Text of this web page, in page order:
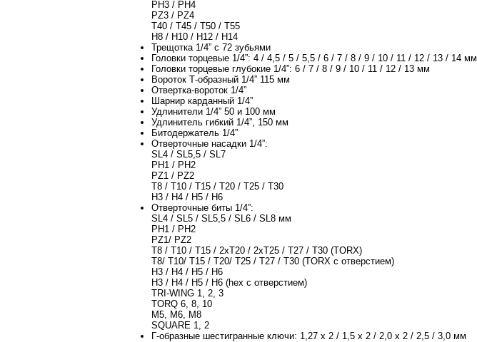
PH3 / PH4
PZ3 / PZ4
T40 / T45 / T50 / T55
H8 / H10 / H12 / H14
Трещотка 1/4” с 72 зубьями
Головки торцевые 1/4”: 4 / 4,5 / 5 / 5,5 / 6 / 7 / 8 / 9 / 10 / 11 / 12 / 13 / 14 мм
Головки торцевые глубокие 1/4”: 6 / 7 / 8 / 9 / 10 / 11 / 12 / 13 мм
Вороток Т-образный 1/4” 115 мм
Отвертка-вороток 1/4”
Шарнир карданный 1/4”
Удлинители 1/4” 50 и 100 мм
Удлинитель гибкий 1/4”, 150 мм
Битодержатель 1/4”
Отверточные насадки 1/4”:
SL4 / SL5,5 / SL7
PH1 / PH2
PZ1 / PZ2
T8 / T10 / T15 / T20 / T25 / T30
H3 / H4 / H5 / H6
Отверточные биты 1/4”:
SL4 / SL5 / SL5,5 / SL6 / SL8 мм
PH1 / PH2
PZ1/ PZ2
T8 / T10 / T15 / 2xT20 / 2xT25 / T27 / T30 (TORX)
T8/ T10/ T15 / T20/ T25 / T27 / T30 (TORX с отверстием)
H3 / H4 / H5 / H6
H3 / H4 / H5 / H6 (hex с отверстием)
TRI-WING 1, 2, 3
TORQ 6, 8, 10
M5, M6, M8
SQUARE 1, 2
Г-образные шестигранные ключи: 1,27 x 2 / 1,5 x 2 / 2,0 x 2 / 2,5 / 3,0 мм